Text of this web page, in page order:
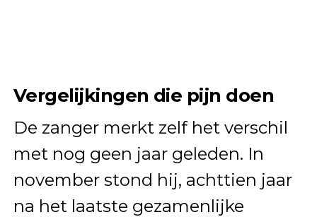
Vergelijkingen die pijn doen
De zanger merkt zelf het verschil
met nog geen jaar geleden. In
november stond hij, achttien jaar
na het laatste gezamenlijke